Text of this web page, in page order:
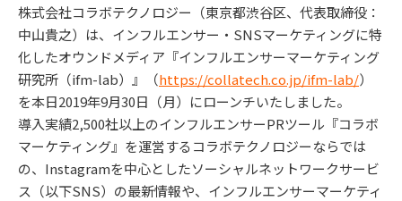
株式会社コラボテクノロジー（東京都渋谷区、代表取締役：
中山貴之）は、インフルエンサー・SNSマーケティングに特
化したオウンドメディア『インフルエンサーマーケティング
研究所（ifm-lab）』（https://collatech.co.jp/ifm-lab/）
を本日2019年9月30日（月）にローンチいたしました。
導入実績2,500社以上のインフルエンサーPRツール『コラボ
マーケティング』を運営するコラボテクノロジーならでは
の、Instagramを中心としたソーシャルネットワークサービ
ス（以下SNS）の最新情報や、インフルエンサーマーケティ